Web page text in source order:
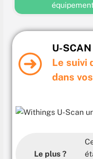
U-SCAN
Le suivi
dans
Le plus ?